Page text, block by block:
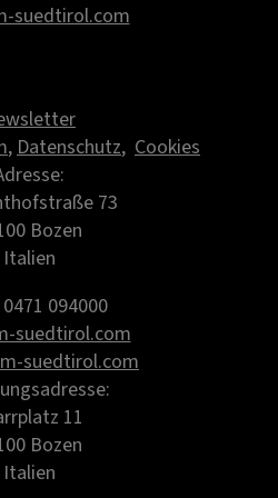
suedtirol.com
,Datenschutz, Cookies
73
Bozen
Italien
094000
suedtirol.com
suedtirol.com
11
Bozen
Italien